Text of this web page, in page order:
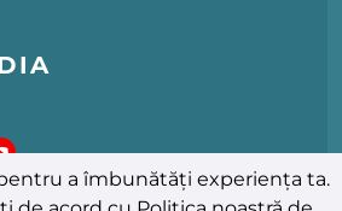
a îmbunătăți experiența ta.